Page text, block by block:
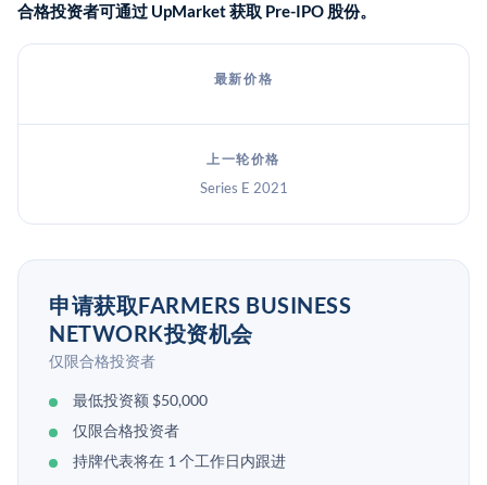
合格投资者可通过 UpMarket 获取 Pre-IPO 股份。
最新价格
上一轮价格
Series E 2021
申请获取FARMERS BUSINESS
NETWORK投资机会
仅限合格投资者
最低投资额 $50,000
仅限合格投资者
持牌代表将在 1 个工作日内跟进